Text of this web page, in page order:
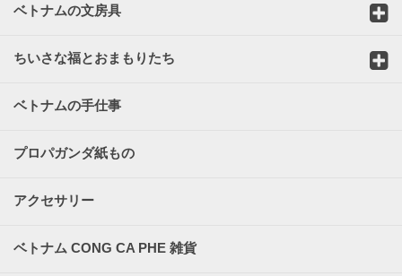
ベトナムの文房具
ちいさな福とおまもりたち
ベトナムの手仕事
プロパガンダ紙もの
アクセサリー
ベトナム CONG CA PHE 雑貨